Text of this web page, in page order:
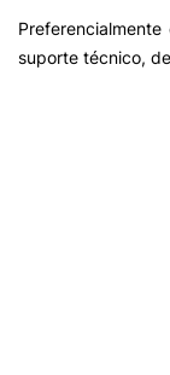
suporte técnico,